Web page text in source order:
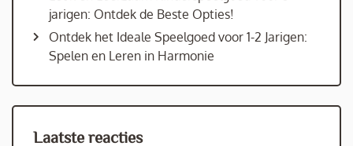
jarigen: Ontdek de Beste Opties!
Ontdek het Ideale Speelgoed voor 1-2 Jarigen:
Spelen en Leren in Harmonie
Laatste reacties